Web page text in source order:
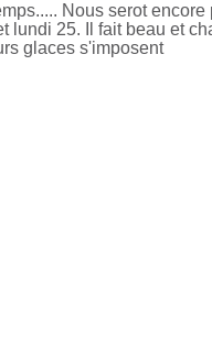
Nous serot
lundi 25. Il fait beau et
glaces s'imposent